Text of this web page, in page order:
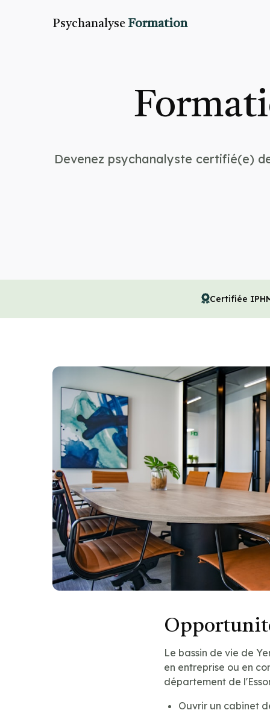
Psychanalyse Formation
Devenez psychanalyste certifié(e)
Certifiée
Le bassin de vie de
en entreprise ou en
département de
Ouvrir un cabinet